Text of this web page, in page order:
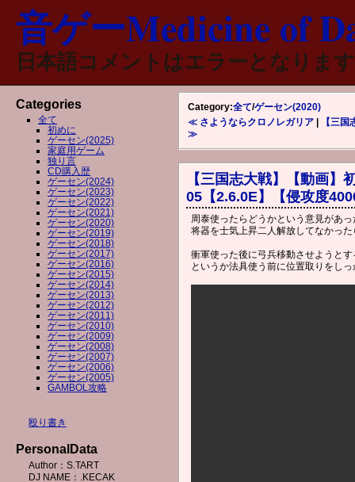
音ゲーMedicine of
日本語コメントはエラーとなりま
Category:全て/ゲーセン(2020)
≪ さようならクロノレガリア
【三
≫
【三国志大戦】【動画
05【2.6.0E】【侵攻度
周泰使ったらどうかという意見があ
将器を士気上昇二人解放してなかっ
衝軍使った後に弓兵移動させようと
というか法具使う前に位置取りをし
Categories
全て
初めに
ゲーセン(2025)
家庭用ゲーム
独り言
CD購入歴
ゲーセン(2024)
ゲーセン(2023)
ゲーセン(2022)
ゲーセン(2021)
ゲーセン(2020)
ゲーセン(2019)
ゲーセン(2018)
ゲーセン(2017)
ゲーセン(2016)
ゲーセン(2015)
ゲーセン(2014)
ゲーセン(2013)
ゲーセン(2012)
ゲーセン(2011)
ゲーセン(2010)
ゲーセン(2009)
ゲーセン(2008)
ゲーセン(2007)
ゲーセン(2006)
ゲーセン(2005)
GAMBOL攻略
殴り書き
PersonalData
Author：S.TART
DJ NAME：.KECAK